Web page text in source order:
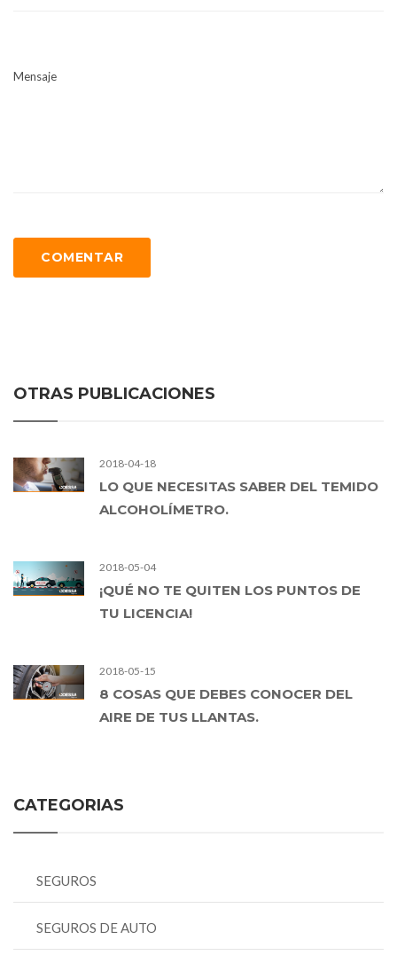
Mensaje
COMENTAR
OTRAS PUBLICACIONES
2018-04-18
LO QUE NECESITAS SABER DEL TEMIDO
ALCOHOLÍMETRO.
2018-05-04
¡QUÉ NO TE QUITEN LOS PUNTOS DE
TU LICENCIA!
2018-05-15
8 COSAS QUE DEBES CONOCER DEL
AIRE DE TUS LLANTAS.
CATEGORIAS
SEGUROS
SEGUROS DE AUTO